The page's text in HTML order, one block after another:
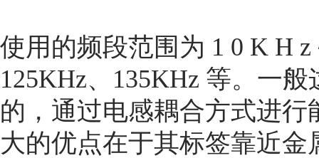
使用的频段范围为 1 0 K H
125KHz、135KHz 等。一
的，通过电感耦合方式进
大的优点在于其标签靠近